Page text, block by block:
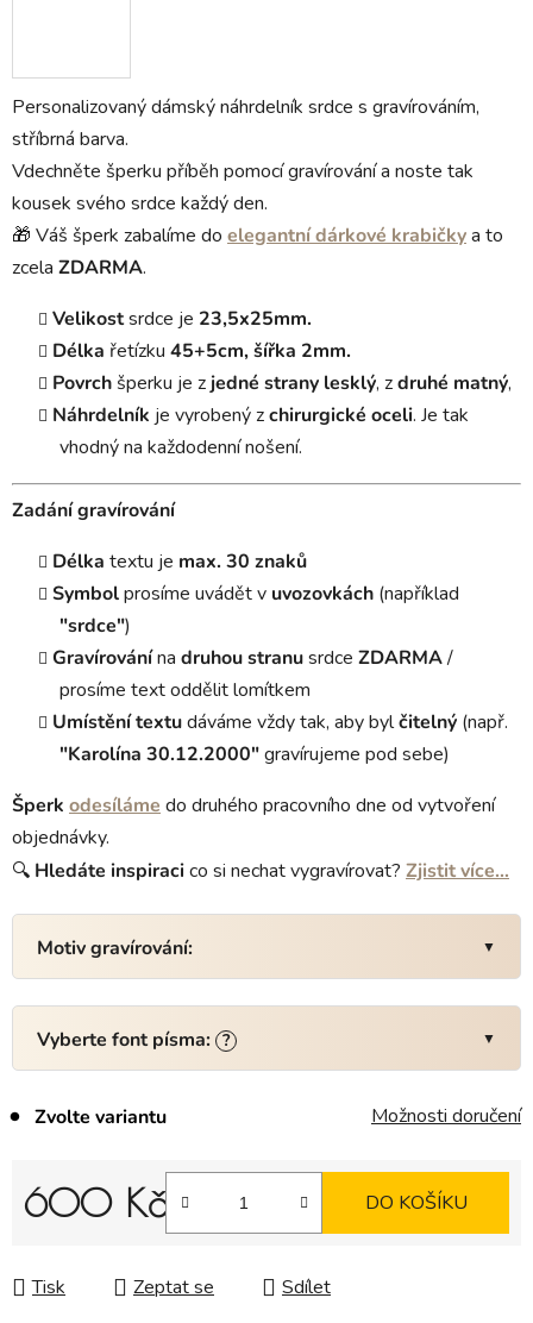
Personalizovaný dámský náhrdelník srdce s gravírováním,
stříbrná barva.
Vdechněte šperku příběh pomocí gravírování a noste tak
kousek svého srdce každý den.
🎁 Váš šperk zabalíme do elegantní dárkové krabičkya to
zcela ZDARMA.
Velikostsrdce je 23,5x25mm.
Délka řetízku 45+5cm, šířka 2mm.
Povrch šperku je z jedné strany lesklý, zdruhé matný,
Náhrdelník je vyrobený zchirurgické oceli. Je tak
vhodný na každodenní nošení.
Zadání gravírování
Délka textu je max. 30 znaků
Symbolprosíme uvádět v uvozovkách (například
"srdce")
Gravírovánína druhou stranusrdce ZDARMA/
prosíme text oddělit lomítkem
Umístění textudáváme vždy tak, aby bylčitelný (např.
"Karolína 30.12.2000"gravírujeme pod sebe)
Šperk odesíláme do druhého pracovního dne od vytvoření
objednávky.
🔍 Hledáte inspiracico si nechat vygravírovat? Zjistit více…
Motiv gravírování:
Vyberte font písma: ?
Zvolte variantu Možnosti doručení
600 Kč DO KOŠÍKU
Tisk Zeptat se Sdílet